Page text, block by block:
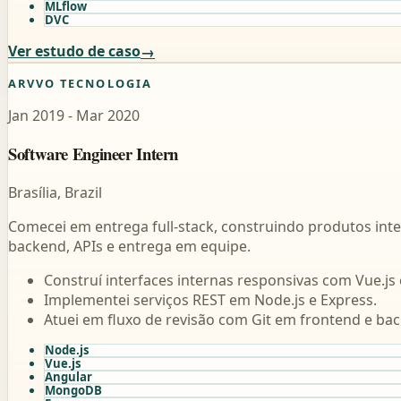
MLflow
DVC
Ver estudo de caso
ARVVO TECNOLOGIA
Jan 2019 - Mar 2020
Software Engineer Intern
Brasília, Brazil
Comecei em entrega full-stack, construindo produtos
backend, APIs e entrega em equipe.
Construí interfaces internas responsivas com Vue.js
Implementei serviços REST em Node.js e Express.
Atuei em fluxo de revisão com Git em frontend e
Node.js
Vue.js
Angular
MongoDB